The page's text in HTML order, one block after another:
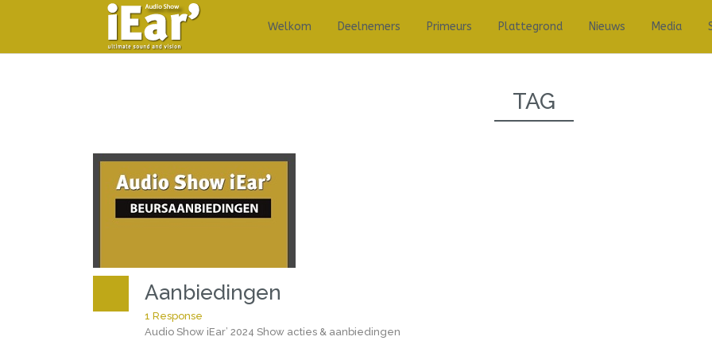
Welkom Deelnemers Primeurs Plattegrond Nieuws Media
TAG
Aanbiedingen
1 Response
Audio Show iEar’ 2024 Show acties & aanbiedingen